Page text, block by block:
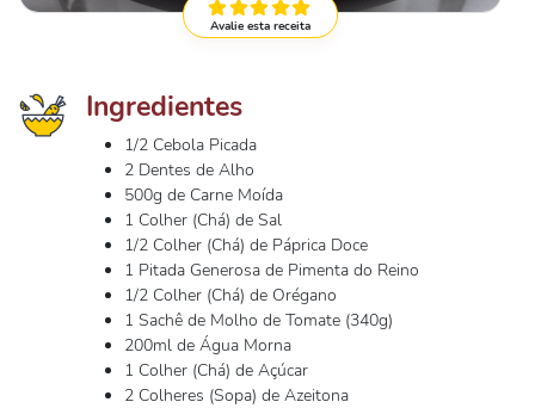
Avalie esta receita
Ingredientes
1/2 Cebola Picada
2 Dentes de Alho
500g de Carne Moída
1 Colher (Chá) de Sal
1/2 Colher (Chá) de Páprica Doce
1 Pitada Generosa de Pimenta do Reino
1/2 Colher (Chá) de Orégano
1 Sachê de Molho de Tomate (340g)
200ml de Água Morna
1 Colher (Chá) de Açúcar
2 Colheres (Sopa) de Azeitona